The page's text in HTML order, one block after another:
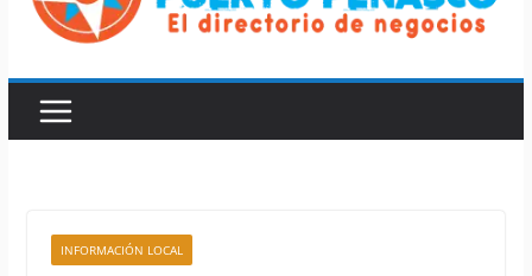
INFORMACIÓN LOCAL